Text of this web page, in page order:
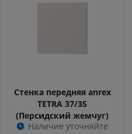
Стенка передняя anrex
TETRA 37/35
(Персидский жемчуг)
Наличие уточняйте